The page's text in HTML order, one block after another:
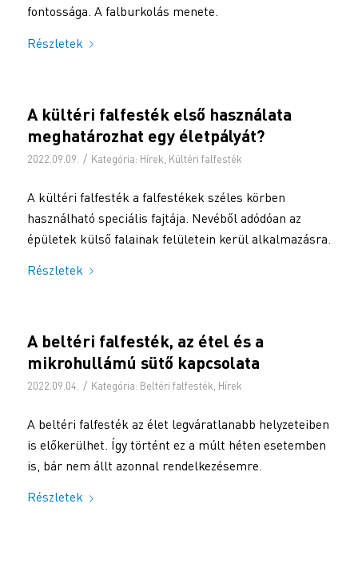
fontossága. A falburkolás menete.
Részletek
A kültéri falfesték első használata
meghatározhat egy életpályát?
2022.09.09. / Kategória: Hírek Kültéri falfesték
A kültéri falfesték a falfestékek széles körben
használható speciális fajtája. Nevéből adódóan az
épületek külső falainak felületein kerül alkalmazásra.
Részletek
A beltéri falfesték, az étel és a
mikrohullámú sütő kapcsolata
2022.09.04. / Kategória: Beltéri falfesték, Hírek
A beltéri falfesték az élet legváratlanabb helyzeteiben
is előkerülhet. Így történt ez a múlt héten esetemben
is, bár nem állt azonnal rendelkezésemre.
Részletek